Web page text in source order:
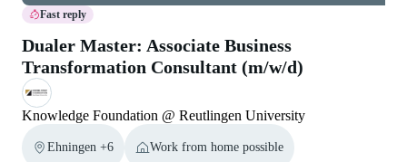
Fast reply
Dualer Master: Associate Business
Transformation Consultant (m/w/d)
Knowledge Foundation @ Reutlingen University
Ehningen +6 Work from home possible